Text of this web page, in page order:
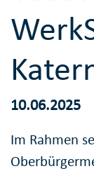
10.06.2025
Im Rahmen